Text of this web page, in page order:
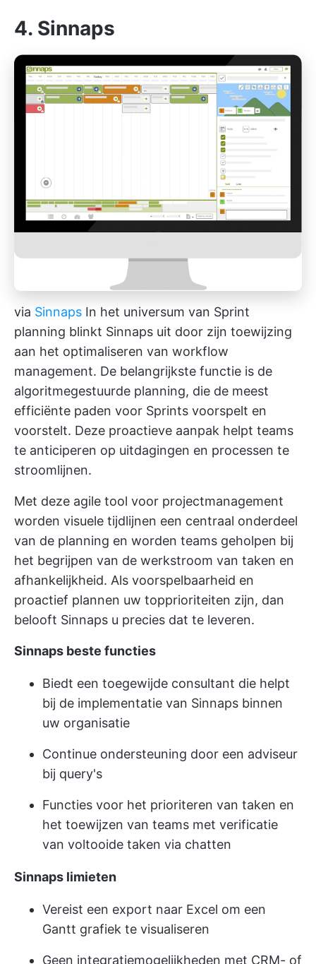
4. Sinnaps
via Sinnaps In het universum van Sprint
planning blinkt Sinnaps uit door zijn toewijzing
aan het optimaliseren van workflow
management. De belangrijkste functie is de
algoritmegestuurde planning, die de meest
efficiënte paden voor Sprints voorspelt en
voorstelt. Deze proactieve aanpak helpt teams
te anticiperen op uitdagingen en processen te
stroomlijnen.
Met deze agile tool voor projectmanagement
worden visuele tijdlijnen een centraal onderdeel
van de planning en worden teams geholpen bij
het begrijpen van de werkstroom van taken en
afhankelijkheid. Als voorspelbaarheid en
proactief plannen uw topprioriteiten zijn, dan
belooft Sinnaps u precies dat te leveren.
Sinnaps beste functies
Biedt een toegewijde consultant die helpt
bij de implementatie van Sinnaps binnen
uw organisatie
Continue ondersteuning door een adviseur
bij query's
Functies voor het prioriteren van taken en
het toewijzen van teams met verificatie
van voltooide taken via chatten
Sinnaps limieten
Vereist een export naar Excel om een
Gantt grafiek te visualiseren
Geen integratiemogelijkheden met CRM- of